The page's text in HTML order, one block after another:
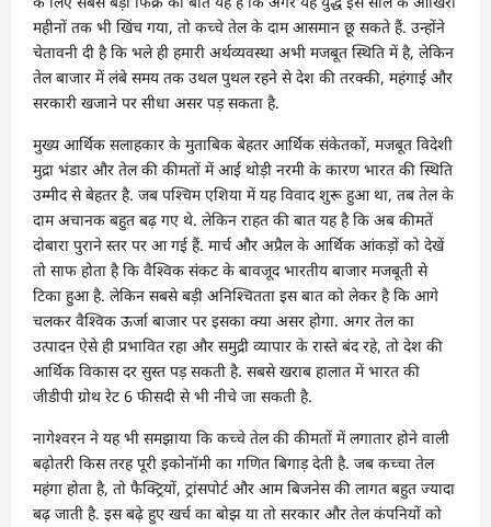
महीनों तक भी खिंच गया, तो कच्चे तेल के दाम आसमान छू सकते हैं. उन्होंने
चेतावनी दी है कि भले ही हमारी अर्थव्यवस्था अभी मजबूत स्थिति में है, लेकिन
तेल बाजार में लंबे समय तक उथल पुथल रहने से देश की तरक्की, महंगाई और
सरकारी खजाने पर सीधा असर पड़ सकता है.
मुख्य आर्थिक सलाहकार के मुताबिक बेहतर आर्थिक संकेतकों, मजबूत विदेशी
मुद्रा भंडार और तेल की कीमतों में आई थोड़ी नरमी के कारण भारत की स्थिति
उम्मीद से बेहतर है. जब पश्चिम एशिया में यह विवाद शुरू हुआ था, तब तेल के
दाम अचानक बहुत बढ़ गए थे. लेकिन राहत की बात यह है कि अब कीमतें
दोबारा पुराने स्तर पर आ गई हैं. मार्च और अप्रैल के आर्थिक आंकड़ों को देखें
तो साफ होता है कि वैश्विक संकट के बावजूद भारतीय बाजार मजबूती से
टिका हुआ है. लेकिन सबसे बड़ी अनिश्चितता इस बात को लेकर है कि आगे
चलकर वैश्विक ऊर्जा बाजार पर इसका क्या असर होगा. अगर तेल का
उत्पादन ऐसे ही प्रभावित रहा और समुद्री व्यापार के रास्ते बंद रहे, तो देश की
आर्थिक विकास दर सुस्त पड़ सकती है. सबसे खराब हालात में भारत की
जीडीपी ग्रोथ रेट 6 फीसदी से भी नीचे जा सकती है.
नागेश्वरन ने यह भी समझाया कि कच्चे तेल की कीमतों में लगातार होने वाली
बढ़ोतरी किस तरह पूरी इकोनॉमी का गणित बिगाड़ देती है. जब कच्चा तेल
महंगा होता है, तो फैक्ट्रियों, ट्रांसपोर्ट और आम बिजनेस की लागत बहुत ज्यादा
बढ़ जाती है. इस बढ़े हुए खर्च का बोझ या तो सरकार और तेल कंपनियों को